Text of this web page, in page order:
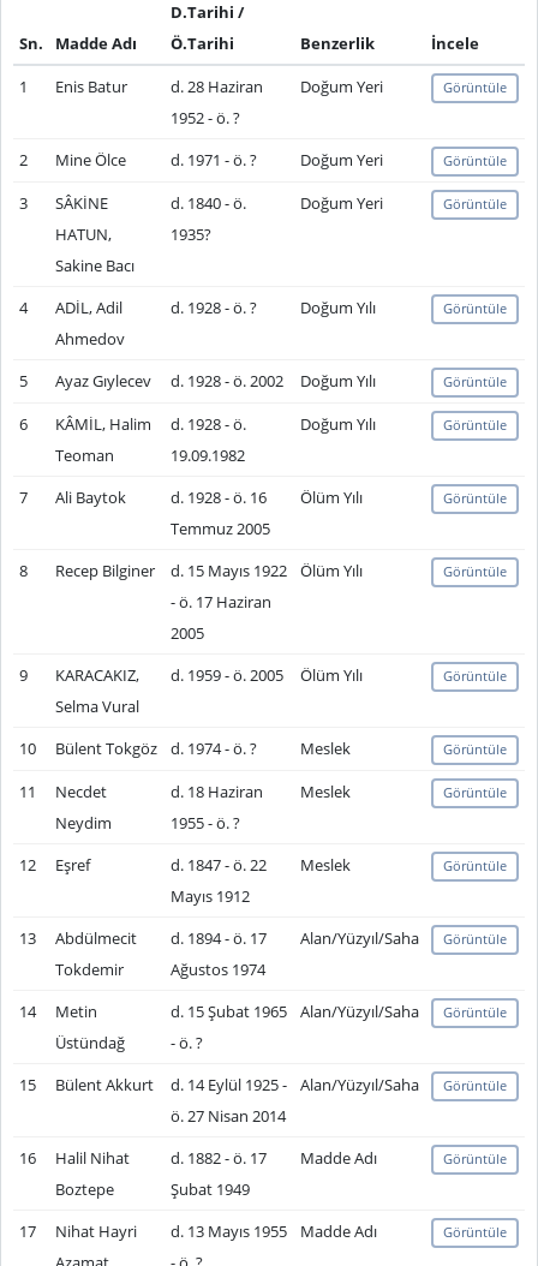
Sn. Madde Adı
D.Tarihi /
Ö.Tarihi
Benzerlik
İncele
1
Enis Batur
d. 28 Haziran
1952 - ö. ?
Doğum Yeri Görüntüle
2 Mine Ölce d. 1971 - ö. ? Doğum Yeri Görüntüle
3
SÂKİNE
HATUN,
Sakine Bacı
d. 1840 - ö.
1935?
Doğum Yeri Görüntüle
4
ADİL, Adil
Ahmedov
d. 1928 - ö. ? Doğum Yılı Görüntüle
5 Ayaz Gıylecev d. 1928 - ö. 2002 Doğum Yılı Görüntüle
6
KÂMİL, Halim
Teoman
d. 1928 - ö.
19.09.1982
Doğum Yılı Görüntüle
7 Ali Baytok
d. 1928 - ö. 16
Temmuz 2005
Ölüm Yılı Görüntüle
8 Recep Bilginer
d. 15 Mayıs 1922
- ö. 17 Haziran
2005
Ölüm Yılı Görüntüle
9
KARACAKIZ,
Selma Vural
d. 1959 - ö. 2005 Ölüm Yılı Görüntüle
10 Bülent Tokgöz d. 1974 - ö. ? Meslek Görüntüle
11
Necdet
Neydim
d. 18 Haziran
1955 - ö. ?
Meslek Görüntüle
12 Eşref
d. 1847 - ö. 22
Mayıs 1912
Meslek Görüntüle
13
Abdülmecit
Tokdemir
d. 1894 - ö. 17
Ağustos 1974
Alan/Yüzyıl/Saha Görüntüle
14
Metin
Üstündağ
d. 15 Şubat 1965
- ö. ?
Alan/Yüzyıl/Saha Görüntüle
15 Bülent Akkurt
d. 14 Eylül 1925 -
ö. 27 Nisan 2014
Alan/Yüzyıl/Saha Görüntüle
16
Halil Nihat
Boztepe
d. 1882 - ö. 17
Şubat 1949
Madde Adı Görüntüle
17
Nihat Hayri
d. 13 Mayıs 1955
Madde Adı Görüntüle